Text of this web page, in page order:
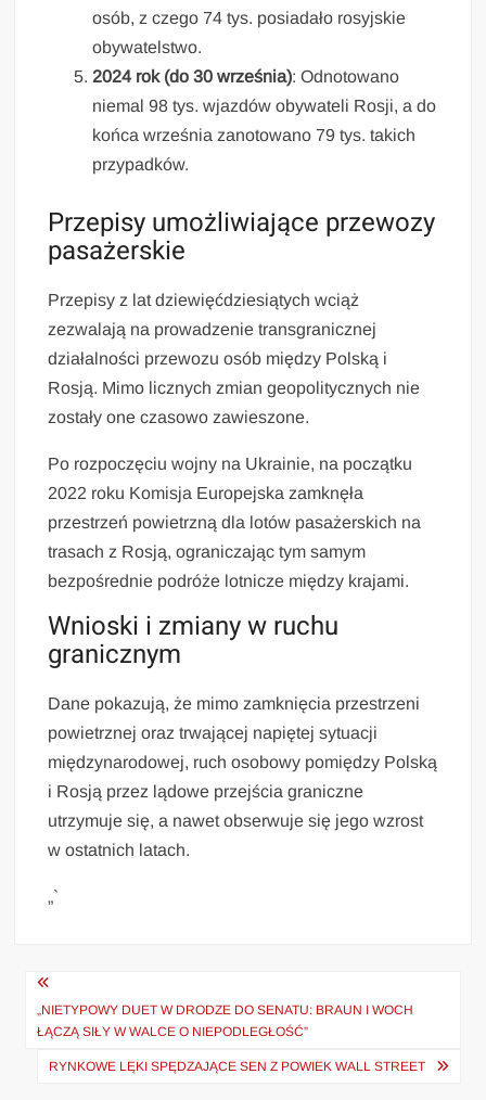
osób, z czego 74 tys. posiadało rosyjskie
obywatelstwo.
2024 rok (do 30 września): Odnotowano
niemal 98 tys. wjazdów obywateli Rosji, a do
końca września zanotowano 79 tys. takich
przypadków.
Przepisy umożliwiające przewozy
pasażerskie
Przepisy z lat dziewięćdziesiątych wciąż
zezwalają na prowadzenie transgranicznej
działalności przewozu osób między Polską i
Rosją. Mimo licznych zmian geopolitycznych nie
zostały one czasowo zawieszone.
Po rozpoczęciu wojny na Ukrainie, na początku
2022 roku Komisja Europejska zamknęła
przestrzeń powietrzną dla lotów pasażerskich na
trasach z Rosją, ograniczając tym samym
bezpośrednie podróże lotnicze między krajami.
Wnioski i zmiany w ruchu
granicznym
Dane pokazują, że mimo zamknięcia przestrzeni
powietrznej oraz trwającej napiętej sytuacji
międzynarodowej, ruch osobowy pomiędzy Polską
i Rosją przez lądowe przejścia graniczne
utrzymuje się, a nawet obserwuje się jego wzrost
w ostatnich latach.
„`
Nawigacja
wpisu
„NIETYPOWY DUET W DRODZE DO SENATU: BRAUN I WOCH
ŁĄCZĄ SIŁY W WALCE O NIEPODLEGŁOŚĆ”
RYNKOWE LĘKI SPĘDZAJĄCE SEN Z POWIEK WALL STREET